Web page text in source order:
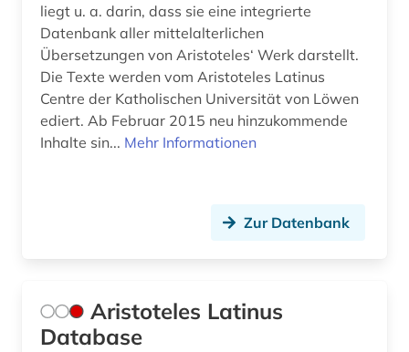
logik (1)
london (1)
lusitanistik (1)
lyrik (5)
medizin (1)
liegt u. a. darin, dass sie eine integrierte
Datenbank aller mittelalterlichen
Übersetzungen von Aristoteles‘ Werk darstellt.
Die Texte werden vom Aristoteles Latinus
Centre der Katholischen Universität von Löwen
ediert. Ab Februar 2015 neu hinzukommende
Inhalte sin... Mehr Informationen
Zur Datenbank
Aristoteles Latinus
Database